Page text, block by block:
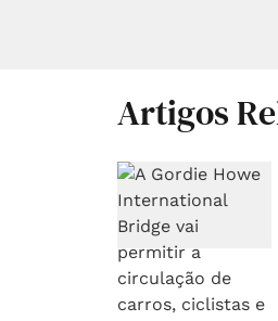
Artigos